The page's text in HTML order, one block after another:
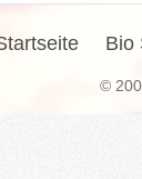
©
Bio